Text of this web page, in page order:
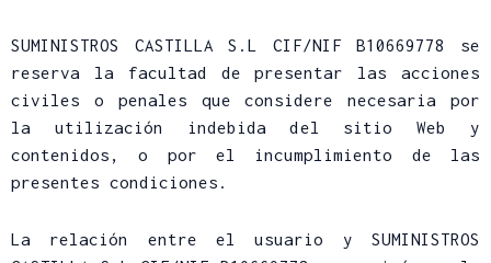
SUMINISTROS CASTILLA S.L CIF/NIF B10669778 se
reserva la facultad de presentar las acciones
civiles o penales que considere necesaria por
la utilización indebida del sitio Web y
contenidos, o por el incumplimiento de las
presentes condiciones.
La relación entre el usuario y SUMINISTROS